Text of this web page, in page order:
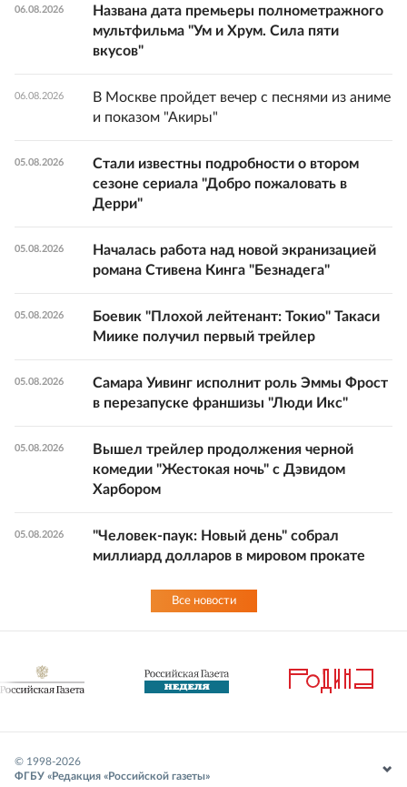
06.08.2026
Названа дата премьеры полнометражного
мультфильма "Ум и Хрум. Сила пяти
вкусов"
06.08.2026
В Москве пройдет вечер с песнями из аниме
и показом "Акиры"
05.08.2026
Стали известны подробности о втором
сезоне сериала "Добро пожаловать в
Дерри"
05.08.2026
Началась работа над новой экранизацией
романа Стивена Кинга "Безнадега"
05.08.2026
Боевик "Плохой лейтенант: Токио" Такаси
Миике получил первый трейлер
05.08.2026
Самара Уивинг исполнит роль Эммы Фрост
в перезапуске франшизы "Люди Икс"
05.08.2026
Вышел трейлер продолжения черной
комедии "Жестокая ночь" с Дэвидом
Харбором
05.08.2026
"Человек-паук: Новый день" собрал
миллиард долларов в мировом прокате
Все новости
© 1998-2026
ФГБУ «Редакция «Российской газеты»